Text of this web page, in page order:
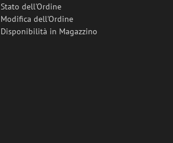
Stato dell'Ordine
Modifica dell'Ordine
Disponibilità in Magazzino